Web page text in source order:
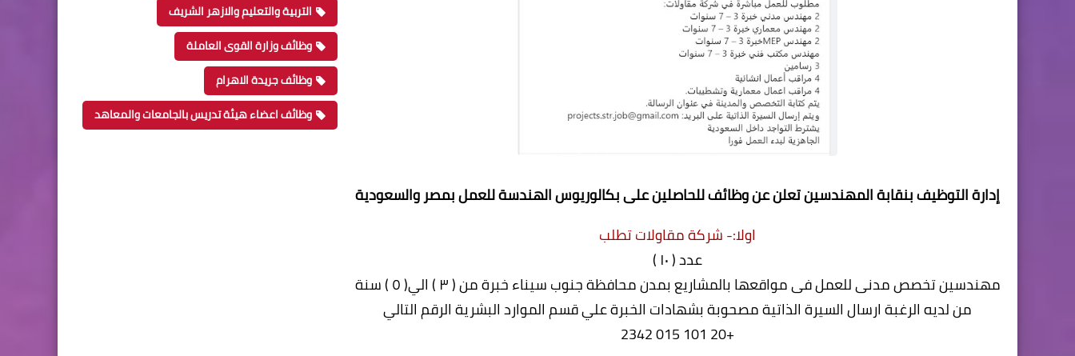
إدارة التوظيف بنقابة المهندسين تعلن عن وظائف للحاصلين على بكالوريوس الهندسة للعمل بمصر والسعودية
اولا:-شركة مقاولات تطلب
عدد ( ١٠ )
مهندسين تخصص مدنى للعمل فى مواقعها بالمشاريع بمدن محافظة جنوب سيناء خبرة من ( ٣ ) الي( ٥ ) سنة
من لديه الرغبة ارسال السيرة الذاتية مصحوبة بشهادات الخبرة علي قسم الموارد البشرية الرقم التالي
+20 101 015 2342
التربية والتعليم والازهر الشريف
وظائف وزارة القوى العاملة
وظائف جريدة الاهرام
وظائف اعضاء هيئة تدريس بالجامعات والمعاهد